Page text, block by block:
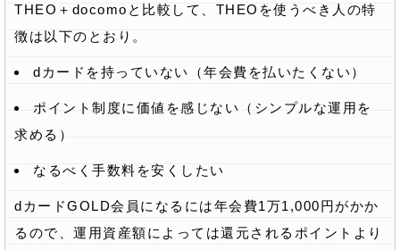
THEO＋docomoと比較して、THEOを使うべき人の特
徴は以下のとおり。
dカードを持っていない（年会費を払いたくない）
ポイント制度に価値を感じない（シンプルな運用を
求める）
なるべく手数料を安くしたい
dカードGOLD会員になるには年会費1万1,000円がかか
るので、運用資産額によっては還元されるポイントより